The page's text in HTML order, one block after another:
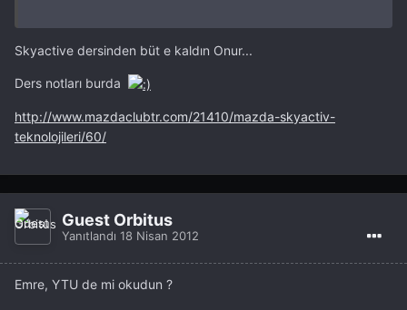
Skyactive dersinden büt e kaldın Onur...
Ders notları burda
http://www.mazdaclubtr.com/21410/mazda-skyactiv-
teknolojileri/60/
Guest Orbitus
Yanıtlandı 18 Nisan 2012
Emre, YTU de mi okudun ?